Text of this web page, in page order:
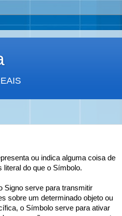
ou indica alguma coisa de
literal do que o Símbolo.
Signo serve para transmitir
sobre um determinado objeto ou
o Símbolo serve para ativar